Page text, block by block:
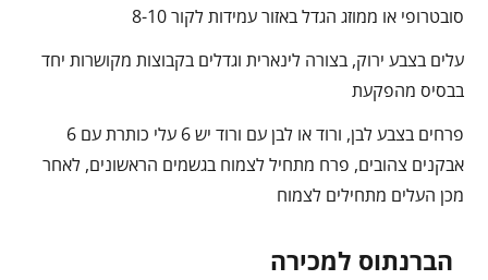
סובטרופי או ממוזג הגדל באזור עמידות לקור 8-10
עלים בצבע ירוק, בצורה לינארית וגדלים בקבוצות מקושרות יחד
בבסיס מהפקעת
פרחים בצבע לבן, ורוד או לבן עם ורוד יש 6 עלי כותרת עם 6
אבקנים צהובים, פרח מתחיל לצמוח בגשמים הראשונים, לאחר
מכן העלים מתחילים לצמוח
הברנתוס למכירה